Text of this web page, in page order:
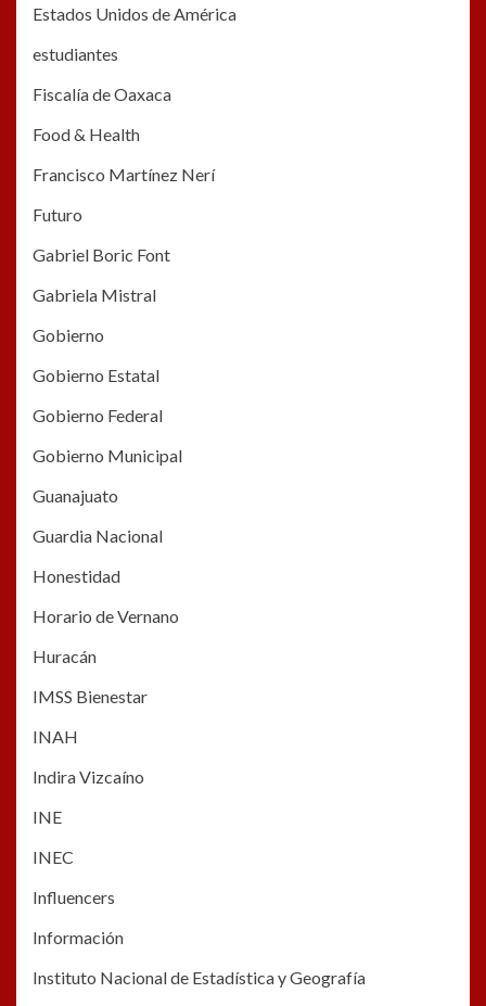
Estados Unidos de América
estudiantes
Fiscalía de Oaxaca
Food & Health
Francisco Martínez Nerí
Futuro
Gabriel Boric Font
Gabriela Mistral
Gobierno
Gobierno Estatal
Gobierno Federal
Gobierno Municipal
Guanajuato
Guardia Nacional
Honestidad
Horario de Vernano
Huracán
IMSS Bienestar
INAH
Indira Vizcaíno
INE
INEC
Influencers
Información
Instituto Nacional de Estadística y Geografía